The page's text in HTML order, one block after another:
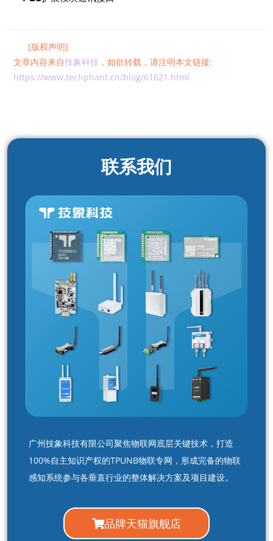
[版权声明]
文章内容来自技象科技 ，如欲转载，请注明本文链接:
https://www.techphant.cn/blog/61621.html
联系我们
广州技象科技有限公司聚焦物联网底层关键技术，打造
100%自主知识产权的TPUNB物联专网，形成完备的物联
感知系统参与各垂直行业的整体解决方案及项目建设。
品牌天猫旗舰店